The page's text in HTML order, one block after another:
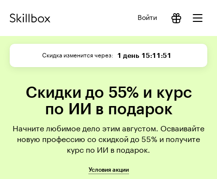
Войти
Скидка изменится через 1 день 15:11:50
Скидки до 55% и курс
по ИИ в подарок
Начните любимое дело этим августом. Осваивайте
новую профессию со скидкой до 55% и получите
курс по ИИ в подарок.
Условия акции